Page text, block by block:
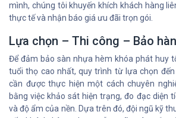
mình, chúng tôi khuyến khích khách hàng
thực tế và nhận báo giá ưu đãi trọn gói.
Lựa chọn – Thi công – Bảo
Để đảm bảo sàn nhựa hèm khóa phát huy
tuổi thọ cao nhất, quy trình từ lựa chọn
cần được thực hiện một cách chuyên
bằng việc khảo sát hiện trạng, đo đạc diện
và độ ẩm của nền. Dựa trên đó, đội ngũ kỹ